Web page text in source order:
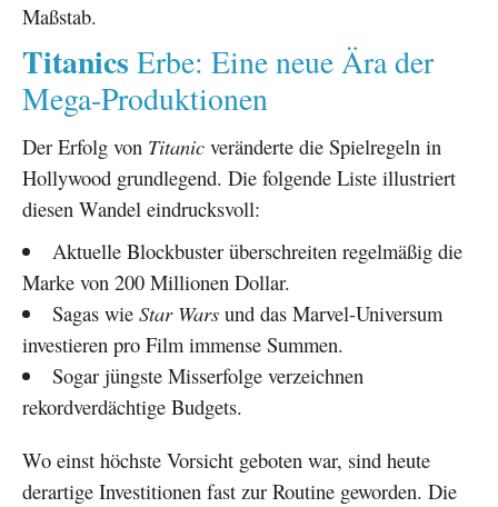
Maßstab.
Titanics Erbe: Eine neue Ära der
Mega-Produktionen
Der Erfolg von Titanic veränderte die Spielregeln in
Hollywood grundlegend. Die folgende Liste illustriert
diesen Wandel eindrucksvoll:
Aktuelle Blockbuster überschreiten regelmäßig die
Marke von 200 Millionen Dollar.
Sagas wie Star Warsund das Marvel-Universum
investieren pro Film immense Summen.
Sogar jüngste Misserfolge verzeichnen
rekordverdächtige Budgets.
Wo einst höchste Vorsicht geboten war, sind heute
derartige Investitionen fast zur Routine geworden. Die